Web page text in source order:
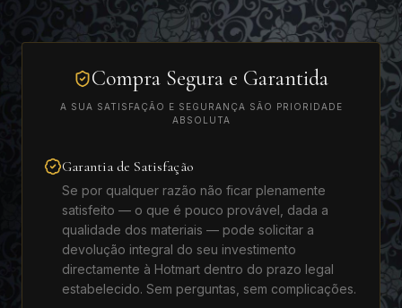
Compra Segura e Garantida
A SUA SATISFAÇÃO E SEGURANÇA SÃO PRIORIDADE
ABSOLUTA
Garantia de Satisfação
Se por qualquer razão não ficar plenamente
satisfeito — o que é pouco provável, dada a
qualidade dos materiais — pode solicitar a
devolução integral do seu investimento
directamente à Hotmart dentro do prazo legal
estabelecido. Sem perguntas, sem complicações.